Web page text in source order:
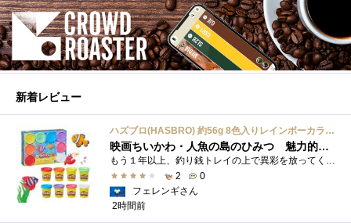
新着レビュー
ハズブロ(HASBRO) 約56g 8色入りレインボーカラーのプレイ・ドー、新学期用品、2才以上のプリスクールの子供向け、子供向けのアート&クラフト 粘土 ねんど、こどもの日、子供の日プレゼント
映画ちいかわ・人魚の島のひみつ 魅力的なビラン：セイレーンを造ってみた
もう１年以上、釣り銭トレイの上で異彩を放ってくれたミャクミャクのマグネット 映画ちいかわ人魚の島のひみつを鑑賞後、素敵なビランのセイ...
2
0
フェレンギさん
2時間前